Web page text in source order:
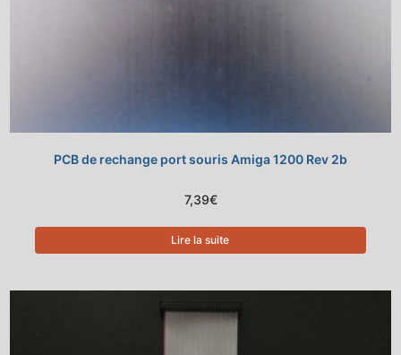
PCB de rechange port souris Amiga 1200 Rev 2b
7,39€
Lire la suite